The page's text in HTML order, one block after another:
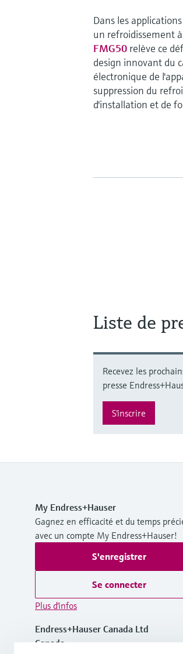
Dans les
un refroidissement
FMG50 relève ce
design innovant du
électronique de
suppression du
d'installation et de
Liste de
Recevez les
presse
S'inscrire
My Endress+Hauser
Gagnez en efficacité et du temps
avec un compte My Endress+Hauser!
S'enregistrer
Se connecter
Plus d'infos
Endress+Hauser Canada Ltd
Canada